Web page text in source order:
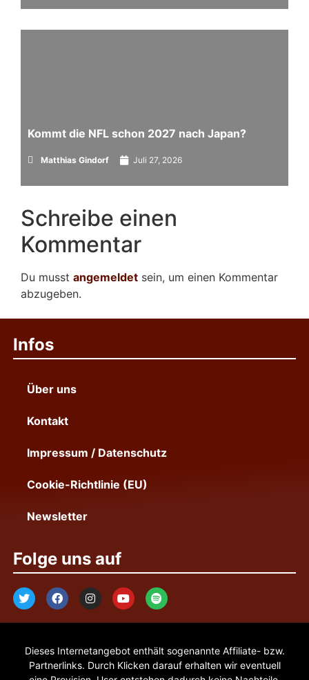
Kommt die NFL schon 2027 nach Japan?
Matthias Gindorf Juli 27, 2026
Schreibe einen
Kommentar
Du musst angemeldet sein, um einen Kommentar
abzugeben.
Infos
Über uns
Kontakt
Impressum / Datenschutz
Cookie-Richtlinie (EU)
Newsletter
Folge uns auf
Dieses Internetangebot enthält sogenannte Affiliate- bzw.
Partnerlinks. Durch Klicken darauf erhalten wir eventuell